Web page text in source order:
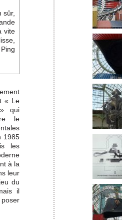
sûr,
vite
« Le
qui
le
1985
les
à la
leur
du
il